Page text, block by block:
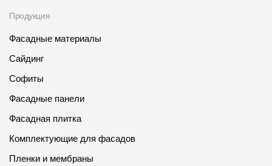
Продукция
Фасадные материалы
Сайдинг
Софиты
Фасадные панели
Фасадная плитка
Комплектующие для фасадов
Пленки и мембраны